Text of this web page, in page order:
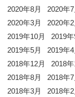
2020年8月
2020年7
2020年3月
2020年2
2019年10月
2019年
2019年5月
2019年4
2018年12月
2018年
2018年8月
2018年7
2018年3月
2018年2